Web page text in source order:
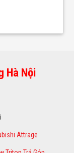
Hà Nội
Attrage